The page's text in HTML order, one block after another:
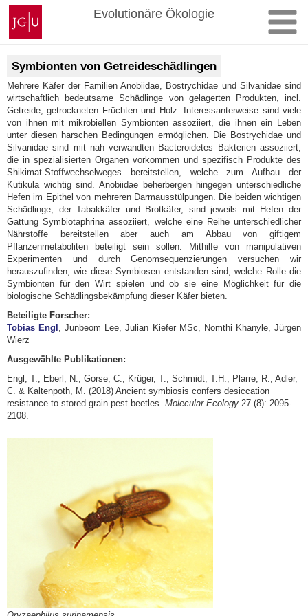
Zum
Inhalt
springen
Johannes
Gutenberg-
Universität
Evolutionäre Ökologie
Symbionten von Getreideschädlingen
Mehrere Käfer der Familien Anobiidae, Bostrychidae und Silvanidae sind
wirtschaftlich bedeutsame Schädlinge von gelagerten Produkten, incl.
Getreide, getrockneten Früchten und Holz. Interessanterweise sind viele
von ihnen mit mikrobiellen Symbionten assoziiert, die ihnen ein Leben
unter diesen harschen Bedingungen ermöglichen. Die Bostrychidae und
Silvanidae sind mit nah verwandten Bacteroidetes Bakterien assoziiert,
die in spezialisierten Organen vorkommen und spezifisch Produkte des
Shikimat-Stoffwechselweges bereitstellen, welche zum Aufbau der
Kutikula wichtig sind. Anobiidae beherbergen hingegen unterschiedliche
Hefen im Epithel von mehreren Darmausstülpungen. Die beiden wichtigen
Schädlinge, der Tabakkäfer und Brotkäfer, sind jeweils mit Hefen der
Gattung Symbiotaphrina assoziiert, welche eine Reihe unterschiedlicher
Nährstoffe bereitstellen aber auch am Abbau von giftigem
Pflanzenmetaboliten beteiligt sein sollen. Mithilfe von manipulativen
Experimenten und durch Genomsequenzierungen versuchen wir
herauszufinden, wie diese Symbiosen entstanden sind, welche Rolle die
Symbionten für den Wirt spielen und ob sie eine Möglichkeit für die
biologische Schädlingsbekämpfung dieser Käfer bieten.
Beteiligte Forscher:
Tobias Engl , Junbeom Lee, Julian Kiefer MSc, Nomthi Khanyle, Jürgen
Wierz
Ausgewählte Publikationen:
Engl, T., Eberl, N., Gorse, C., Krüger, T., Schmidt, T.H., Plarre, R., Adler,
C. & Kaltenpoth, M. (2018) Ancient symbiosis confers desiccation
resistance to stored grain pest beetles. Molecular Ecology 27 (8): 2095-
2108.